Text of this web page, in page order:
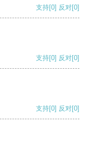
支持[0] 反对[0]
支持[0] 反对[0]
支持[0] 反对[0]